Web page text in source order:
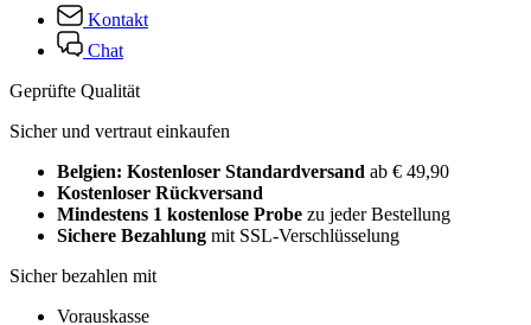
Kontakt
Chat
Geprüfte Qualität
Sicher und vertraut einkaufen
Belgien: Kostenloser Standardversand ab € 49,90
Kostenloser Rückversand
Mindestens 1 kostenlose Probe zu jeder Bestellung
Sichere Bezahlung mit SSL-Verschlüsselung
Sicher bezahlen mit
Vorauskasse